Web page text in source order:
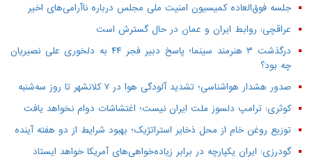
جلسه فوق‌العاده کمیسیون امنیت ملی مجلس درباره ناآرامی‌های اخیر
عراقچی: روابط ایران و عمان در حال گسترش است
درگذشت ۳ هنرمند سینما؛ پاسخ دبیر فجر ۴۴ به دلخوری علی نصیریان
چه بود؟
صدور هشدار هواشناسی؛ تشدید آلودگی هوا در ۷ کلانشهر تا روز سه‌شنبه
کوثری: ترامپ دلسوز ملت ایران نیست؛ اغتشاشات دوام نخواهد یافت
توزیع روغن خام از محل ذخایر استراتژیک؛ بهبود شرایط از دو هفته آینده
گودرزی: ایران یکپارچه در برابر زیاده‌خواهی‌های آمریکا خواهد ایستاد